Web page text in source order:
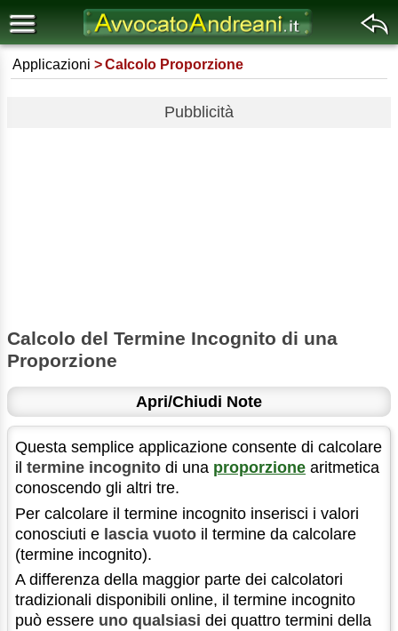
Applicazioni Calcolo Proporzione
Pubblicità
Calcolo del Termine Incognito di una
Proporzione
Apri/Chiudi Note
Questa semplice applicazione consente di calcolare
il termine incognito di una proporzione aritmetica
conoscendo gli altri tre.
Per calcolare il termine incognito inserisci i valori
conosciuti e lascia vuoto il termine da calcolare
(termine incognito).
A differenza della maggior parte dei calcolatori
tradizionali disponibili online, il termine incognito
può essere uno qualsiasi dei quattro termini della